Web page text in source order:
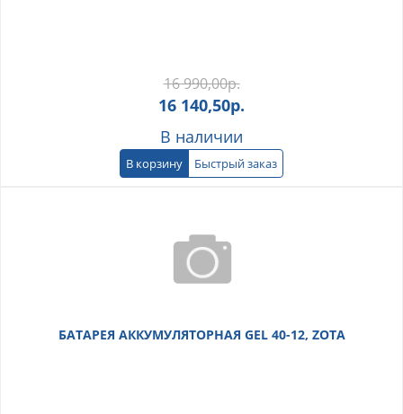
16 990,00р.
16 140,50р.
В наличии
В корзину Быстрый заказ
БАТАРЕЯ АККУМУЛЯТОРНАЯ GEL 40-12, ZOTA